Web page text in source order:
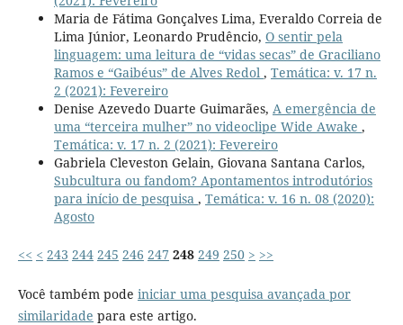
Maria de Fátima Gonçalves Lima, Everaldo Correia de
Lima Júnior, Leonardo Prudêncio, O sentir pela
linguagem: uma leitura de “vidas secas” de Graciliano
Ramos e “Gaibéus” de Alves Redol , Temática: v. 17 n.
2 (2021): Fevereiro
Denise Azevedo Duarte Guimarães, A emergência de
uma “terceira mulher” no videoclipe Wide Awake ,
Temática: v. 17 n. 2 (2021): Fevereiro
Gabriela Cleveston Gelain, Giovana Santana Carlos,
Subcultura ou fandom? Apontamentos introdutórios
para início de pesquisa , Temática: v. 16 n. 08 (2020):
Agosto
<< < 243 244 245 246 247 248 249 250 > >>
Você também pode iniciar uma pesquisa avançada por
similaridade para este artigo.